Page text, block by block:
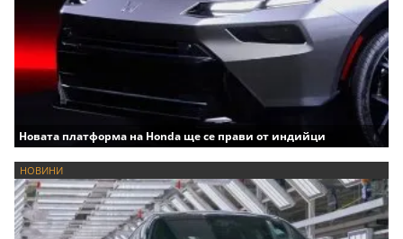
Новата платформа на Honda ще се прави от индийци
НОВИНИ